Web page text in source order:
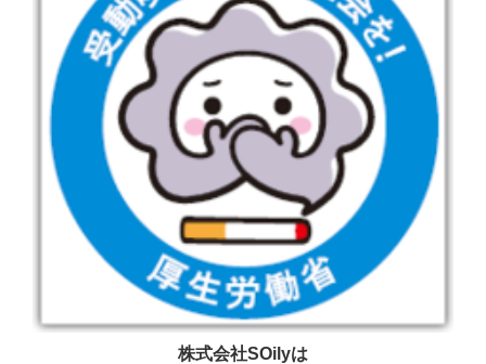
株式会社SOilyは